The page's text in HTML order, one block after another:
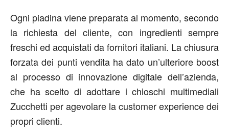
Ogni piadina viene preparata al momento, secondo
la richiesta del cliente, con ingredienti sempre
freschi ed acquistati da fornitori italiani. La chiusura
forzata dei punti vendita ha dato un’ulteriore boost
al processo di innovazione digitale dell’azienda,
che ha scelto di adottare i chioschi multimediali
Zucchetti per agevolare la customer experience dei
propri clienti.